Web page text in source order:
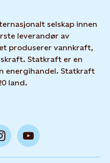
selskap innen
leverandør av
produserer vannkraft,
Statkraft er en
energihandel. Statkraft
land.